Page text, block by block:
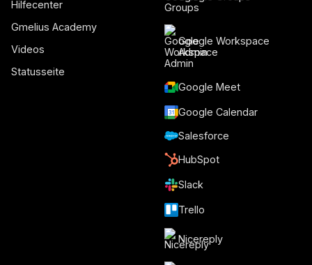
Hilfecenter
Gmelius Academy
Videos
Statusseite
Google Workspace
Admin
Google Meet
Google Calendar
Salesforce
HubSpot
Slack
Trello
Nicereply